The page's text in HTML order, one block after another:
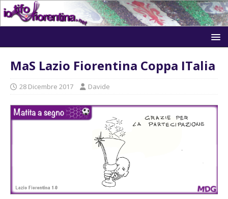
MaS Lazio Fiorentina Coppa ITalia
28 Dicembre 2017 Davide